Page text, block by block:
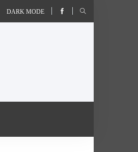
DARK MODE